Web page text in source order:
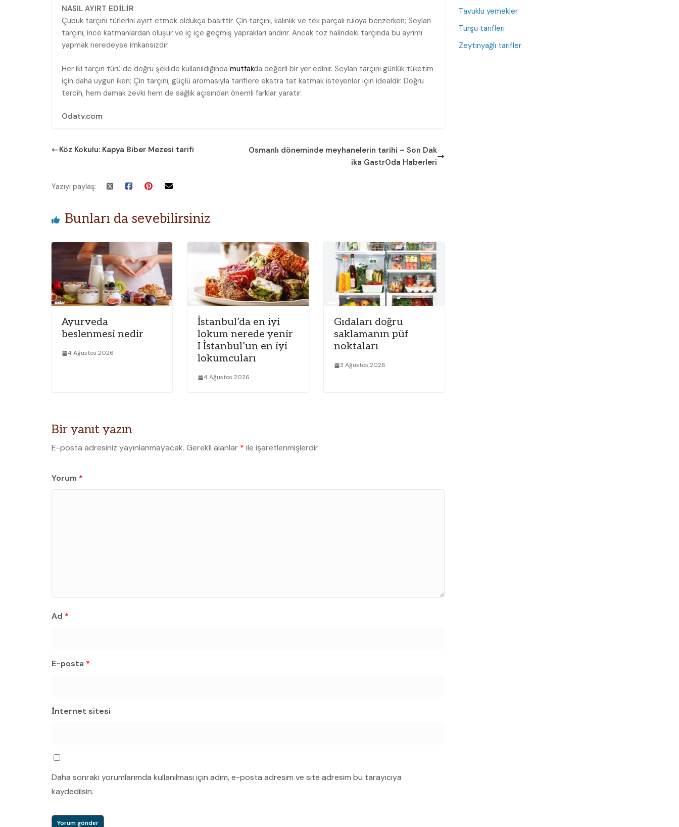
NASIL AYIRT EDİLİR
Çubuk tarçını türlerini ayırt etmek oldukça basittir. Çin tarçını, kalınlık ve tek parçalı ruloya benzerken; Seylan
tarçını, ince katmanlardan oluşur ve iç içe geçmiş yaprakları andırır. Ancak toz halindeki tarçında bu ayrımı
yapmak neredeyse imkansızdır.
Her iki tarçın türü de doğru şekilde kullanıldığında mutfakda değerli bir yer edinir. Seylan tarçını günlük tüketim
için daha uygun iken; Çin tarçını, güçlü aromasıyla tariflere ekstra tat katmak isteyenler için idealdir. Doğru
tercih, hem damak zevki hem de sağlık açısından önemli farklar yaratır.
Odatv.com
Köz Kokulu: Kapya Biber Mezesi tarifi
Osmanlı döneminde meyhanelerin tarihi – Son Dak
ika GastrOda Haberleri
Yazıyı paylaş:
Bunları da sevebilirsiniz
Ayurveda
beslenmesi nedir
4 Ağustos 2026
İstanbul’da en iyi
lokum nerede yenir
I İstanbul’un en iyi
lokumcuları
4 Ağustos 2026
Gıdaları doğru
saklamanın püf
noktaları
3 Ağustos 2026
Bir yanıt yazın
E-posta adresiniz yayınlanmayacak. Gerekli alanlar * ile işaretlenmişlerdir
Yorum *
Ad *
E-posta *
İnternet sitesi
Daha sonraki yorumlarımda kullanılması için adım, e-posta adresim ve site adresim bu tarayıcıya
kaydedilsin.
Tavuklu yemekler
Turşu tarifleri
Zeytinyağlı tarifler